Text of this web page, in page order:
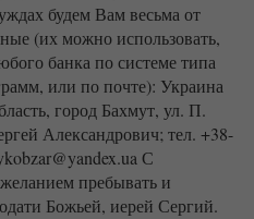
будем Вам весьма от
(их можно использовать,
банка по системе типа
или по почте): Украина
город Бахмут, ул. П.
Александрович; тел. +38-
С
пребывать и
Божьей, иерей Сергий.